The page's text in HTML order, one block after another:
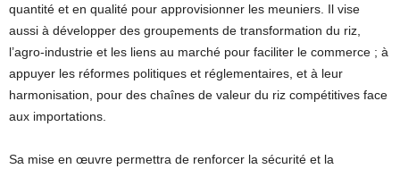
quantité et en qualité pour approvisionner les meuniers. Il vise
aussi à développer des groupements de transformation du riz,
l’agro-industrie et les liens au marché pour faciliter le commerce ; à
appuyer les réformes politiques et réglementaires, et à leur
harmonisation, pour des chaînes de valeur du riz compétitives face
aux importations.
Sa mise en œuvre permettra de renforcer la sécurité et la